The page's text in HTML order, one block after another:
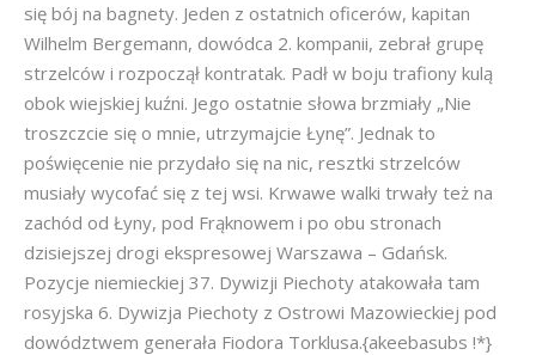
się bój na bagnety. Jeden z ostatnich oficerów, kapitan
Wilhelm Bergemann, dowódca 2. kompanii, zebrał grupę
strzelców i rozpoczął kontratak. Padł w boju trafiony kulą
obok wiejskiej kuźni. Jego ostatnie słowa brzmiały „Nie
troszczcie się o mnie, utrzymajcie Łynę”. Jednak to
poświęcenie nie przydało się na nic, resztki strzelców
musiały wycofać się z tej wsi. Krwawe walki trwały też na
zachód od Łyny, pod Frąknowem i po obu stronach
dzisiejszej drogi ekspresowej Warszawa – Gdańsk.
Pozycje niemieckiej 37. Dywizji Piechoty atakowała tam
rosyjska 6. Dywizja Piechoty z Ostrowi Mazowieckiej pod
dowództwem generała Fiodora Torklusa.{akeebasubs !*}